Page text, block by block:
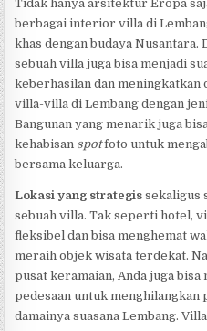
Tidak hanya arsitektur Eropa
berbagai interior villa di
khas dengan budaya
sebuah villa juga bisa menjadi
keberhasilan dan meningkatkan
villa-villa di Lembang dengan
Bangunan yang menarik juga
kehabisan spotfoto untuk
bersama keluarga.
Lokasi yang strategis sekaligus
sebuah villa. Tak seperti hotel,
fleksibel dan bisa menghemat
meraih objek wisata terdekat.
pusat keramaian, Anda juga
pedesaan untuk menghilangkan
damainya suasana Lembang.